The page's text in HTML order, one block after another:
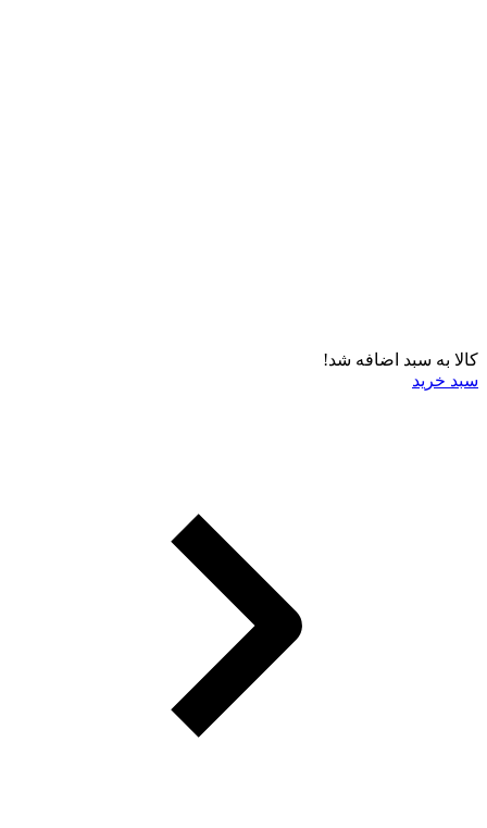
کالا به سبد اضافه شد!
سبد خرید